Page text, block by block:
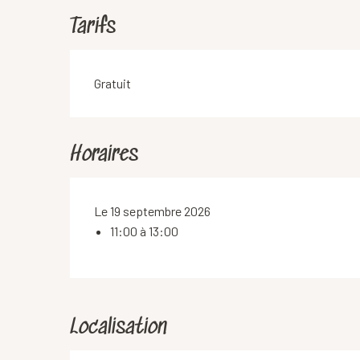
Tarifs
Gratuit
Horaires
Le 19 septembre 2026
11:00 à 13:00
Localisation